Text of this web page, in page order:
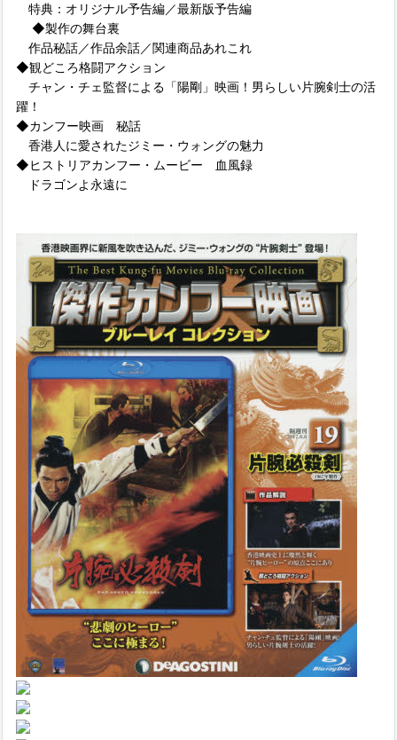
特典：オリジナル予告編／最新版予告編
◆製作の舞台裏
作品秘話／作品余話／関連商品あれこれ
◆観どころ格闘アクション
チャン・チェ監督による「陽剛」映画！男らしい片腕剣士の活
躍！
◆カンフー映画 秘話
香港人に愛されたジミー・ウォングの魅力
◆ヒストリアカンフー・ムービー 血風録
ドラゴンよ永遠に